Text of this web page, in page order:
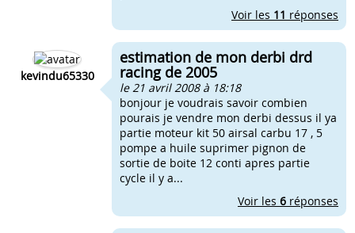
Voir les 11 réponses
kevindu65330
estimation de mon derbi drd
racing de 2005
le 21 avril 2008 à 18:18
bonjour je voudrais savoir combien
pourais je vendre mon derbi dessus il ya
partie moteur kit 50 airsal carbu 17 , 5
pompe a huile suprimer pignon de
sortie de boite 12 conti apres partie
cycle il y a...
Voir les 6 réponses